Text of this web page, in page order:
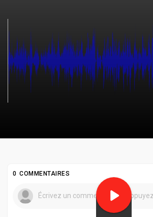
0 COMMENTAIRES